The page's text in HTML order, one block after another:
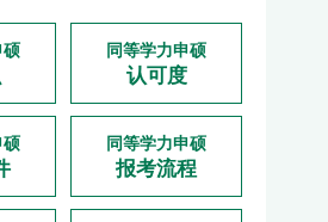
硕 同等学力申硕
认可度
硕 同等学力申硕
报考流程